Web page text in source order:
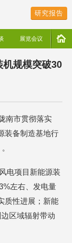
研究报告
展览会议
机规模突破30
南市贯彻落实
装备制造基地行
电项目新能源装
左右、发电量
质性进展；新能
区域辐射带动